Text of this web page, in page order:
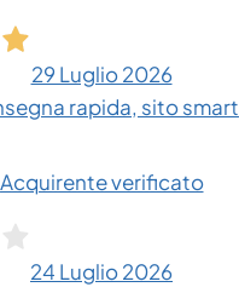
29 Luglio 2026
rapida, sito smart
Acquirente verificato
24 Luglio 2026